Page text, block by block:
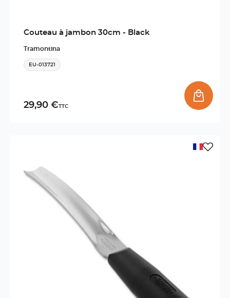
Couteau à jambon 30cm - Black
Tramontina
EU-013721
29,90 €TTC